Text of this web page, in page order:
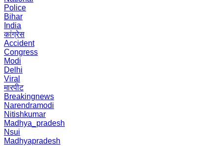
Police
Bihar
India
कांग्रेस
Accident
Congress
Modi
Delhi
Viral
मारपीट
Breakingnews
Narendramodi
Nitishkumar
Madhya_pradesh
Nsui
Madhyapradesh